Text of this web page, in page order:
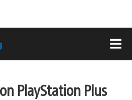
PlayStation Plus